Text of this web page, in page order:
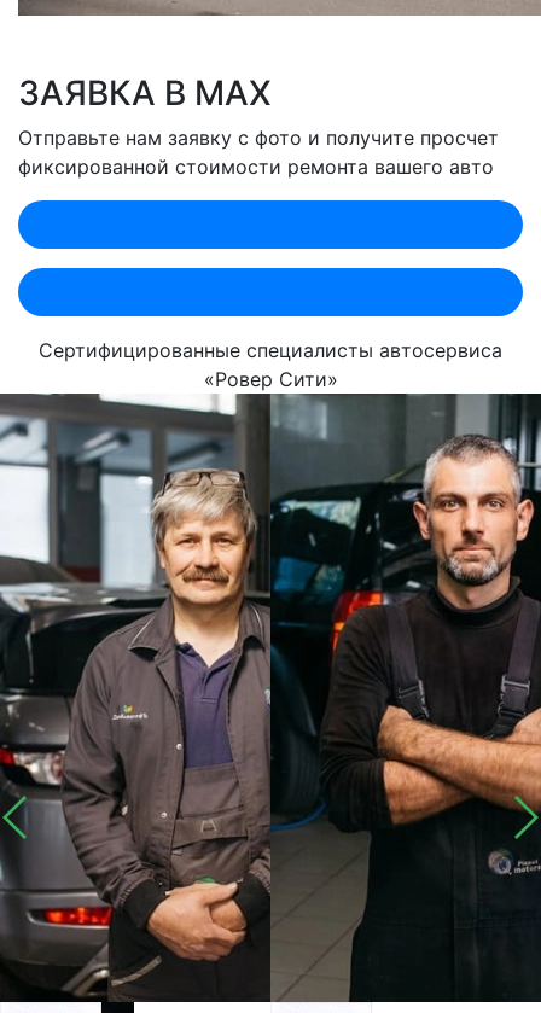
ЗАЯВКА В MAX
Отправьте нам заявку с фото и получите просчет
фиксированной стоимости ремонта вашего авто
Сертифицированные специалисты автосервиса
«Ровер Сити»